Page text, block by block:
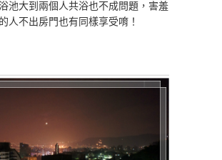
池大到兩個人共浴也不成問題，害羞
人不出房門也有同樣享受唷！